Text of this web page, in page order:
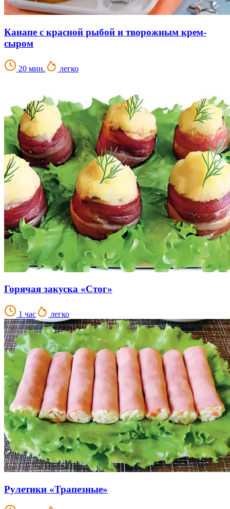
Канапе с красной рыбой и творожным крем-
сыром
20 мин. легко
Горячая закуска «Стог»
1 час легко
Рулетики «Трапезные»